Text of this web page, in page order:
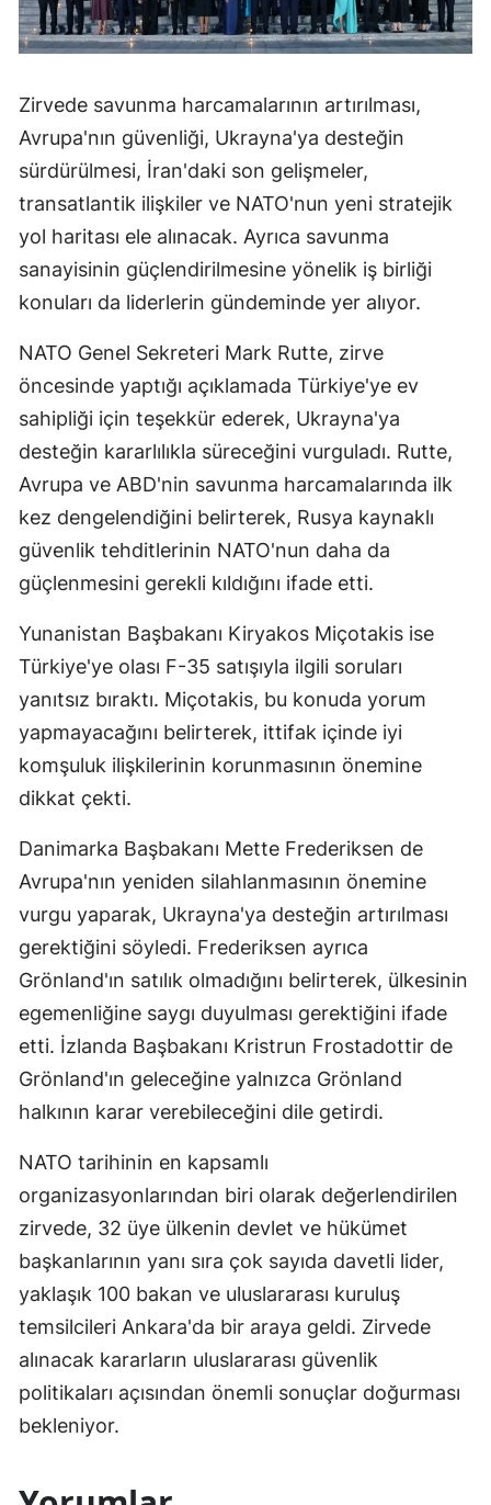
Zirvede savunma harcamalarının artırılması,
Avrupa'nın güvenliği, Ukrayna'ya desteğin
sürdürülmesi, İran'daki son gelişmeler,
transatlantik ilişkiler ve NATO'nun yeni stratejik
yol haritası ele alınacak. Ayrıca savunma
sanayisinin güçlendirilmesine yönelik iş birliği
konuları da liderlerin gündeminde yer alıyor.
NATO Genel Sekreteri Mark Rutte, zirve
öncesinde yaptığı açıklamada Türkiye'ye ev
sahipliği için teşekkür ederek, Ukrayna'ya
desteğin kararlılıkla süreceğini vurguladı. Rutte,
Avrupa ve ABD'nin savunma harcamalarında ilk
kez dengelendiğini belirterek, Rusya kaynaklı
güvenlik tehditlerinin NATO'nun daha da
güçlenmesini gerekli kıldığını ifade etti.
Yunanistan Başbakanı Kiryakos Miçotakis ise
Türkiye'ye olası F-35 satışıyla ilgili soruları
yanıtsız bıraktı. Miçotakis, bu konuda yorum
yapmayacağını belirterek, ittifak içinde iyi
komşuluk ilişkilerinin korunmasının önemine
dikkat çekti.
Danimarka Başbakanı Mette Frederiksen de
Avrupa'nın yeniden silahlanmasının önemine
vurgu yaparak, Ukrayna'ya desteğin artırılması
gerektiğini söyledi. Frederiksen ayrıca
Grönland'ın satılık olmadığını belirterek, ülkesinin
egemenliğine saygı duyulması gerektiğini ifade
etti. İzlanda Başbakanı Kristrun Frostadottir de
Grönland'ın geleceğine yalnızca Grönland
halkının karar verebileceğini dile getirdi.
NATO tarihinin en kapsamlı
organizasyonlarından biri olarak değerlendirilen
zirvede, 32 üye ülkenin devlet ve hükümet
başkanlarının yanı sıra çok sayıda davetli lider,
yaklaşık 100 bakan ve uluslararası kuruluş
temsilcileri Ankara'da bir araya geldi. Zirvede
alınacak kararların uluslararası güvenlik
politikaları açısından önemli sonuçlar doğurması
bekleniyor.